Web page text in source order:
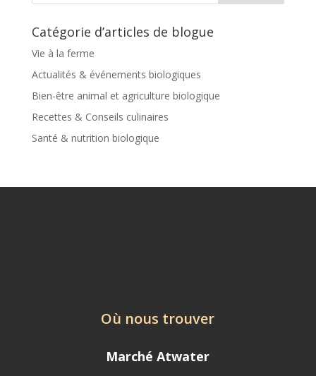
Catégorie d’articles de blogue
Vie à la ferme
Actualités & événements biologiques
Bien-être animal et agriculture biologique
Recettes & Conseils culinaires
Santé & nutrition biologique
Où nous trouver
Marché Atwater